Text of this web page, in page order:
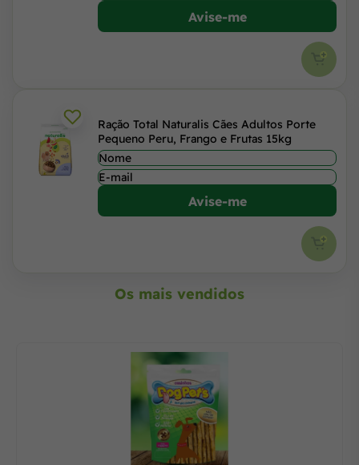
Avise-me
Ração Total Naturalis Cães Adultos Porte
Pequeno Peru, Frango e Frutas 15kg
Avise-me
Os mais vendidos